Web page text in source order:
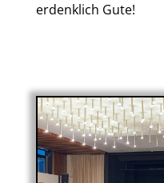
erdenklich Gute!